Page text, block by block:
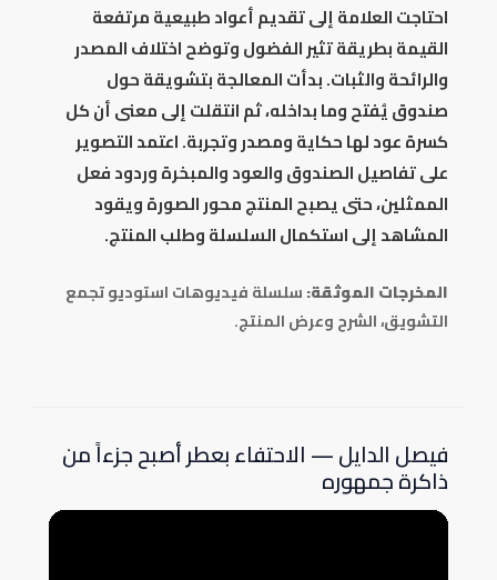
احتاجت العلامة إلى تقديم أعواد طبيعية مرتفعة
القيمة بطريقة تثير الفضول وتوضح اختلاف المصدر
والرائحة والثبات. بدأت المعالجة بتشويقة حول
صندوق يُفتح وما بداخله، ثم انتقلت إلى معنى أن كل
كسرة عود لها حكاية ومصدر وتجربة. اعتمد التصوير
على تفاصيل الصندوق والعود والمبخرة وردود فعل
الممثلين، حتى يصبح المنتج محور الصورة ويقود
المشاهد إلى استكمال السلسلة وطلب المنتج.
المخرجات الموثقة:سلسلة فيديوهات استوديو تجمع
التشويق، الشرح وعرض المنتج.
فيصل الدايل — الاحتفاء بعطر أصبح جزءاً من
ذاكرة جمهوره